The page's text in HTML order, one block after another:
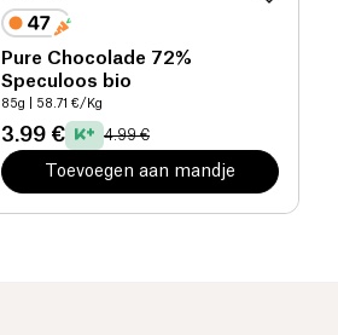
Pure Chocolade 72%
Speculoos bio
85g | 58.71 €/Kg
3.99 € 4.99 €
Toevoegen aan mandje